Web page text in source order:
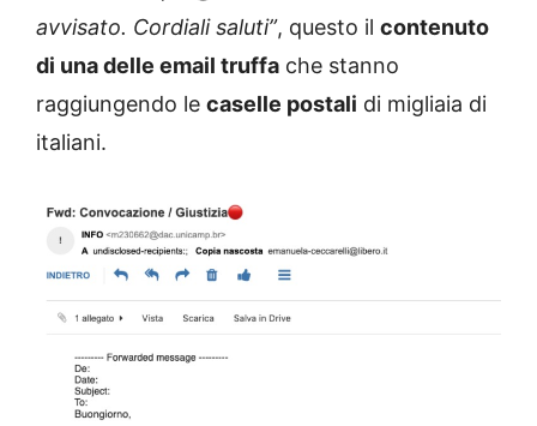
avvisato. Cordiali saluti”, questo il contenuto
di una delle email truffa che stanno
raggiungendo le caselle postali di migliaia di
italiani.